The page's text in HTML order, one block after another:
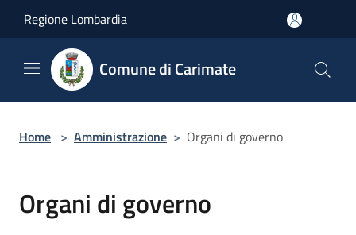
Regione Lombardia
Comune di Carimate
Home > Amministrazione > Organi di governo
Organi di governo